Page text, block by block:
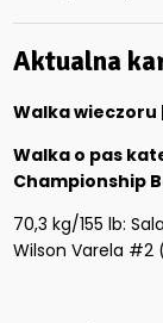
Aktualna
Walka wieczoru
Walka o pas
Championship
70,3 kg/155 lb:
Wilson Varela #2